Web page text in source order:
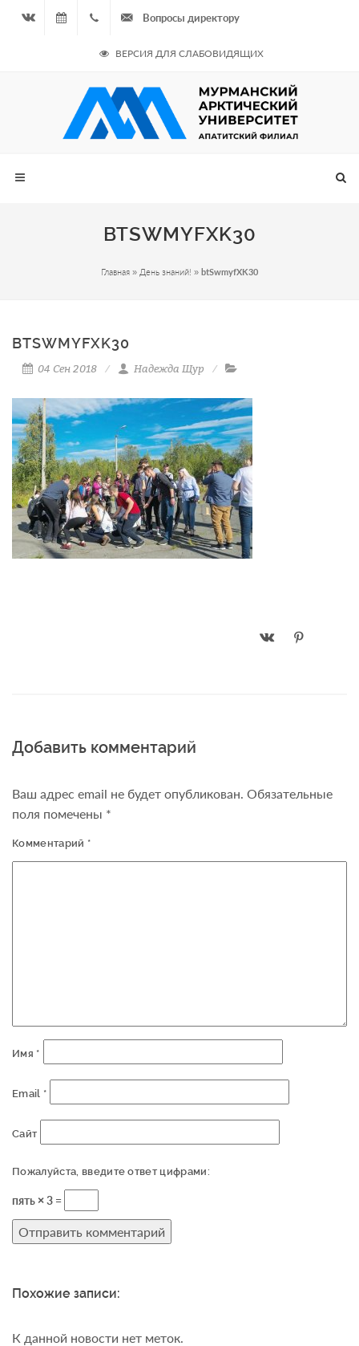
10.08.2026
- Нечётная
неделя
964
687
Вопросы директору
ВЕРСИЯ ДЛЯ СЛАБОВИДЯЩИХ
BTSWMYFXK30
Главная » День знаний! » btSwmyfXK30
BTSWMYFXK30
04 Сен 2018 Надежда Щур
Добавить комментарий
Ваш адрес email не будет опубликован. Обязательные
поля помечены *
Комментарий *
Имя *
Email *
Сайт
Пожалуйста, введите ответ цифрами:
пять × 3 =
Похожие записи:
К данной новости нет меток.